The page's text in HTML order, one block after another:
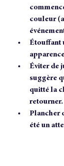
couleur
Étouffant
Éviter de
suggère
quitté la
retourner.
Plancher
été un